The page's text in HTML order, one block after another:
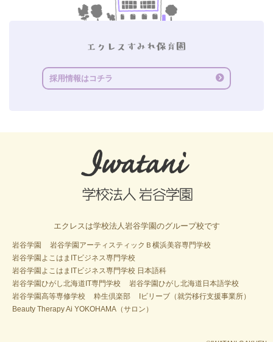
採用情報はコチラ
エクレスは学校法人岩谷学園のグループ校です
岩谷学園
岩谷学園アーティスティックＢ横浜美容専門学校
岩谷学園よこはまITビジネス専門学校
岩谷学園よこはまITビジネス専門学校 日本語科
岩谷学園ひがし北海道IT専門学校
岩谷学園ひがし北海道日本語学校
岩谷学園高等専修学校
粋生倶楽部
Iビリーブ（就労移行支援事業所）
Beauty Therapy Ai YOKOHAMA（サロン）